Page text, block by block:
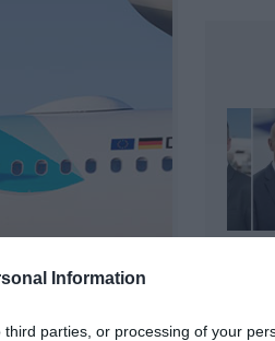
Information
parties, or processing of your